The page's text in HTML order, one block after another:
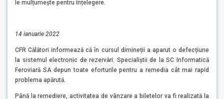
le mulțumește pentru înțelegere.
14 ianuarie 2022
CFR Călători informează că în cursul dimineții a aparut o defecțiune
la sistemul electronic de rezervări. Specialiștii de la SC Informatică
Feroviară SA depun toate eforturile pentru a remedia cât mai rapid
problema apărută.
Până la remediere, activitatea de vânzare a biletelor va fi realizată la